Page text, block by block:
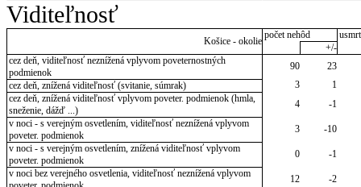
Viditeľnosť
Košice - okolie
počet nehôd
+/-
cez deň, viditeľnosť neznížená vplyvom poveternostných
podmienok
90
23
cez deň, znížená viditeľnosť (svitanie, súmrak)
3
1
cez deň, znížená viditeľnosť vplyvom poveter. podmienok (hmla,
sneženie, dážď ...)
4
-1
v noci - s verejným osvetlením, viditeľnosť neznížená vplyvom
poveter. podmienok
3
-10
v noci - s verejným osvetlením, znížená viditeľnosť vplyvom
poveter. podmienok
0
-1
v noci bez verejného osvetlenia, viditeľnosť neznížená vplyvom
12
-2